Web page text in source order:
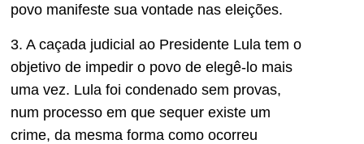
povo manifeste sua vontade nas eleições.
3. A caçada judicial ao Presidente Lula tem o
objetivo de impedir o povo de elegê-lo mais
uma vez. Lula foi condenado sem provas,
num processo em que sequer existe um
crime, da mesma forma como ocorreu